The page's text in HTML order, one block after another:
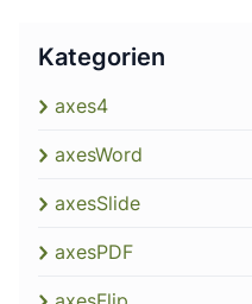
Kategorien
axes4
axesWord
axesSlide
axesPDF